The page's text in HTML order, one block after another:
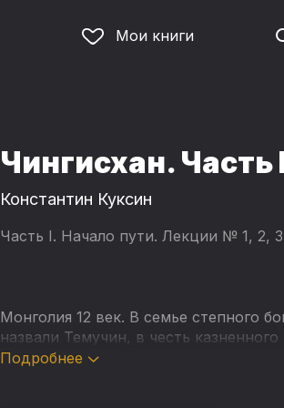
Мои книги
Чингисхан. Часть
Константин Куксин
Часть I. Начало пути. Лекции № 1, 2,
Монголия 12 век. В семье степного
назвали Темучин, в честь
сирота, изгой, пленник собственного
Подробнее